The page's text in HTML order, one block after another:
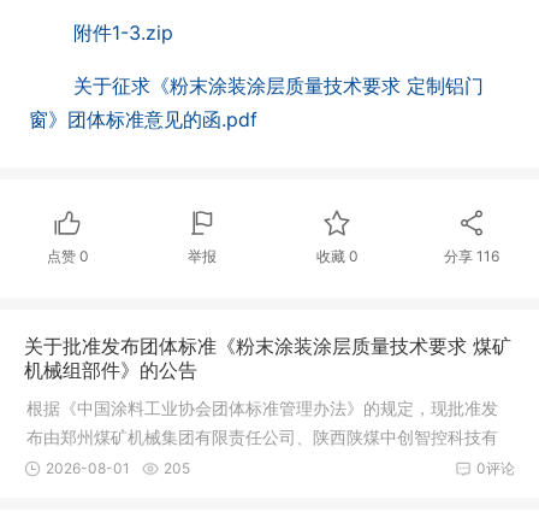
附件1-3.zip
关于征求《粉末涂装涂层质量技术要求 定制铝门
窗》团体标准意见的函.pdf
点赞 0 举报 收藏 0 分享 116
关于批准发布团体标准《粉末涂装涂层质量技术要求 煤矿
机械组部件》的公告
根据《中国涂料工业协会团体标准管理办法》的规定，现批准发
布由郑州煤矿机械集团有限责任公司、陕西陕煤中创智控科技有
限公司、广东华彩粉末科技有限公司、上海北新表面处理有限公
0评论
2026-08-01 205